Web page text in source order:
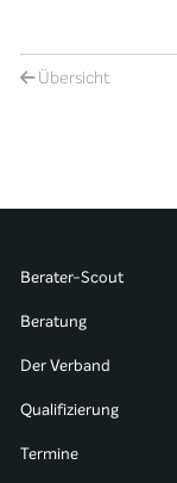
Übersicht
Berater-Scout
Beratung
Der Verband
Qualifizierung
Termine